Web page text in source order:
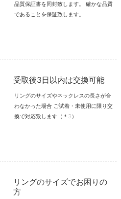
品質保証書を同封致します。 確かな品質
であることを保証致します。
受取後3日以内は交換可能
リングのサイズやネックレスの長さが合
わなかった場合 ご試着・未使用に限り交
換で対応致します（＊3）
リングのサイズでお困りの
方